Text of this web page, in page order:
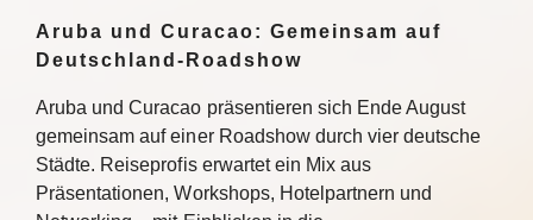
Aruba und Curacao: Gemeinsam auf
Deutschland-Roadshow
Aruba und Curacao präsentieren sich Ende August
gemeinsam auf einer Roadshow durch vier deutsche
Städte. Reiseprofis erwartet ein Mix aus
Präsentationen, Workshops, Hotelpartnern und